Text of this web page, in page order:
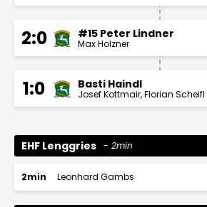
2:0 #15 Peter Lindner
Max Holzner
1:0 Basti Haindl
Josef Kottmair Florian Scheifl
EHF Lenggries 2min
2min Leonhard Gambs